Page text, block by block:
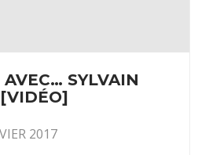
SYLVAIN
2017